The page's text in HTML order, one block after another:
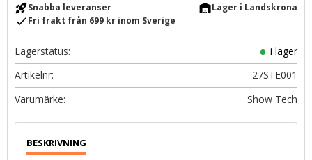
rocket_launchSnabba leveranser warehouseLager i Landskrona
checkFri frakt från 699 kr inom Sverige
Lagerstatus
i lager
Artikelnr
27STE001
Show Tech